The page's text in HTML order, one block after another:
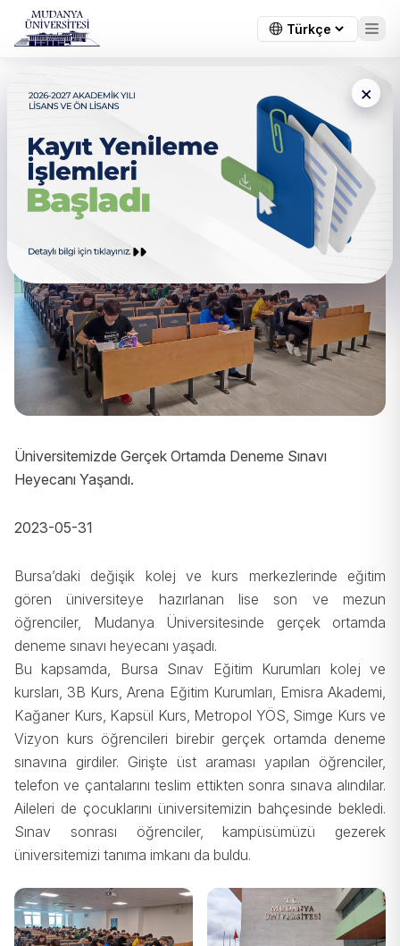
×
Üniversitemizde Gerçek
Ortamda Deneme Sınavı
Heyecanı Yaşandı.
Üniversitemizde Gerçek Ortamda Deneme Sınavı
Heyecanı Yaşandı.
2023-05-31
Bursa’daki değişik kolej ve kurs merkezlerinde eğitim
gören üniversiteye hazırlanan lise son ve mezun
öğrenciler, Mudanya Üniversitesinde gerçek ortamda
deneme sınavı heyecanı yaşadı.
Bu kapsamda, Bursa Sınav Eğitim Kurumları kolej ve
kursları, 3B Kurs, Arena Eğitim Kurumları, Emisra Akademi,
Kağaner Kurs, Kapsül Kurs, Metropol YÖS, Simge Kurs ve
Vizyon kurs öğrencileri birebir gerçek ortamda deneme
sınavına girdiler. Girişte üst araması yapılan öğrenciler,
telefon ve çantalarını teslim ettikten sonra sınava alındılar.
Aileleri de çocuklarını üniversitemizin bahçesinde bekledi.
Sınav sonrası öğrenciler, kampüsümüzü gezerek
üniversitemizi tanıma imkanı da buldu.